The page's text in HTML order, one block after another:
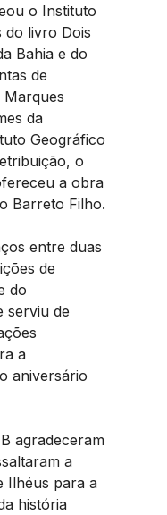
o Instituto
do livro Dois
Bahia e do
de
da
Geográfico
o
a obra
Barreto Filho.
entre duas
de
do
serviu de
a
aniversário
agradeceram
a
Ilhéus para a
história